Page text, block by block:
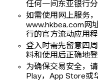
任何一间东亚银行分
如需使用网上服务
www.hkbea.com网
行的官方流动应用程
登入时需先留意四
料和使用后正确地登
为确保交易安全，
Play，App Store或